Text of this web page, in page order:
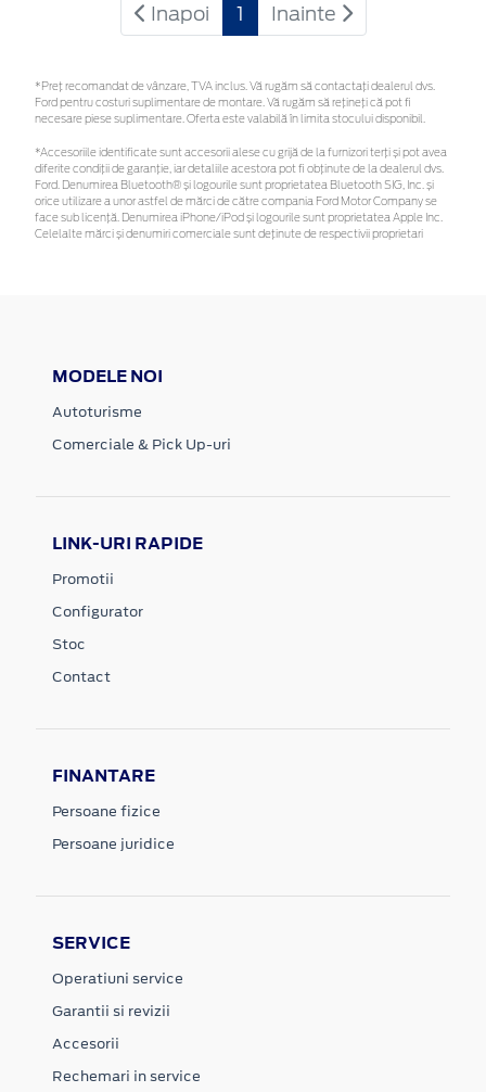
Inapoi 1 Inainte
*Preţ recomandat de vânzare, TVA inclus. Vă rugăm să contactaţi dealerul dvs.
Ford pentru costuri suplimentare de montare. Vă rugăm să rețineți că pot fi
necesare piese suplimentare. Oferta este valabilă în limita stocului disponibil.
*Accesoriile identificate sunt accesorii alese cu grijă de la furnizori terți și pot avea
diferite condiții de garanție, iar detaliile acestora pot fi obținute de la dealerul dvs.
Ford. Denumirea Bluetooth® și logourile sunt proprietatea Bluetooth SIG, Inc. și
orice utilizare a unor astfel de mărci de către compania Ford Motor Company se
face sub licență. Denumirea iPhone/iPod și logourile sunt proprietatea Apple Inc.
Celelalte mărci și denumiri comerciale sunt deținute de respectivii proprietari
MODELE NOI
Autoturisme
Comerciale & Pick Up-uri
LINK-URI RAPIDE
Promotii
Configurator
Stoc
Contact
FINANTARE
Persoane fizice
Persoane juridice
SERVICE
Operatiuni service
Garantii si revizii
Accesorii
Rechemari in service